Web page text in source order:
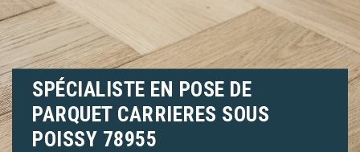
SPÉCIALISTE EN POSE DE
PARQUET CARRIERES SOUS
POISSY 78955